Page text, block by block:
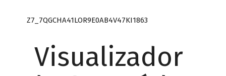
Z7_7QGCHA41LOR9E0AB4V47KI1863
Visualizador